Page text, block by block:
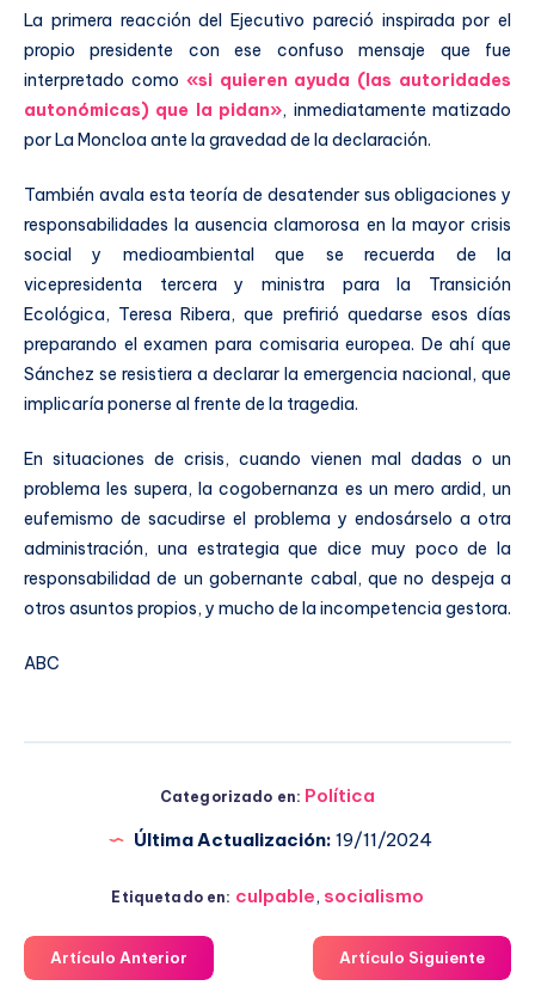
La primera reacción del Ejecutivo pareció inspirada por el
propio presidente con ese confuso mensaje que fue
interpretado como «si quieren ayuda (las autoridades
autonómicas) que la pidan», inmediatamente matizado
por La Moncloa ante la gravedad de la declaración.
También avala esta teoría de desatender sus obligaciones y
responsabilidades la ausencia clamorosa en la mayor crisis
social y medioambiental que se recuerda de la
vicepresidenta tercera y ministra para la Transición
Ecológica, Teresa Ribera, que prefirió quedarse esos días
preparando el examen para comisaria europea. De ahí que
Sánchez se resistiera a declarar la emergencia nacional, que
implicaría ponerse al frente de la tragedia.
En situaciones de crisis, cuando vienen mal dadas o un
problema les supera, la cogobernanza es un mero ardid, un
eufemismo de sacudirse el problema y endosárselo a otra
administración, una estrategia que dice muy poco de la
responsabilidad de un gobernante cabal, que no despeja a
otros asuntos propios, y mucho de la incompetencia gestora.
ABC
Categorizado en: Política
Última Actualización: 19/11/2024
Etiquetado en: culpable, socialismo
Artículo Anterior Artículo Siguiente